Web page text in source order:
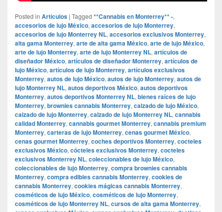
Posted in Articulos | Tagged **Cannabis en Monterrey** -,
accesorios de lujo México, accesorios de lujo Monterrey,
accesorios de lujo Monterrey NL, accesorios exclusivos Monterrey,
alta gama Monterrey, arte de alta gama México, arte de lujo México,
arte de lujo Monterrey, arte de lujo Monterrey NL, artículos de
diseñador México, artículos de diseñador Monterrey, artículos de
lujo México, artículos de lujo Monterrey, artículos exclusivos
Monterrey, autos de lujo México, autos de lujo Monterrey, autos de
lujo Monterrey NL, autos deportivos México, autos deportivos
Monterrey, autos deportivos Monterrey NL, bienes raíces de lujo
Monterrey, brownies cannabis Monterrey, calzado de lujo México,
calzado de lujo Monterrey, calzado de lujo Monterrey NL, cannabis
calidad Monterrey, cannabis gourmet Monterrey, cannabis premium
Monterrey, carteras de lujo Monterrey, cenas gourmet México,
cenas gourmet Monterrey, coches deportivos Monterrey, cocteles
exclusivos México, cócteles exclusivos Monterrey, cocteles
exclusivos Monterrey NL, coleccionables de lujo México,
coleccionables de lujo Monterrey, compra brownies cannabis
Monterrey, compra edibles cannabis Monterrey, cookies de
cannabis Monterrey, cookies mágicas cannabis Monterrey,
cosméticos de lujo México, cosméticos de lujo Monterrey,
cosméticos de lujo Monterrey NL, cursos de alta gama Monterrey,